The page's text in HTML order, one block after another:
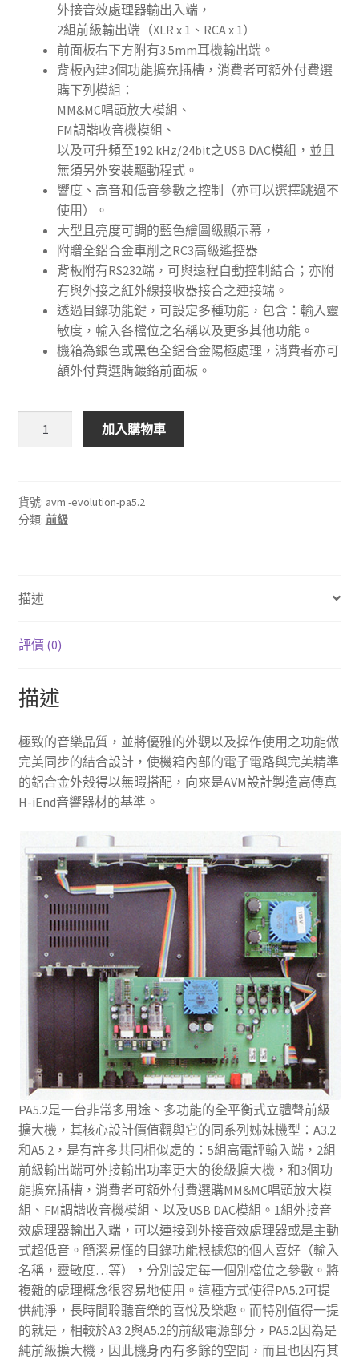
外接音效處理器輸出入端，
2組前級輸出端（XLR x 1、RCA x 1）
前面板右下方附有3.5mm耳機輸出端。
背板內建3個功能擴充插槽，消費者可額外付費選
購下列模組：
MM&MC唱頭放大模組、
FM調諧收音機模組、
以及可升頻至192 kHz/24bit之USB DAC模組，並且
無須另外安裝驅動程式。
響度、高音和低音參數之控制（亦可以選擇跳過不
使用）。
大型且亮度可調的藍色繪圖級顯示幕，
附贈全鋁合金車削之RC3高級遙控器
背板附有RS232端，可與遠程自動控制結合；亦附
有與外接之紅外線接收器接合之連接端。
透過目錄功能鍵，可設定多種功能，包含：輸入靈
敏度，輸入各檔位之名稱以及更多其他功能。
機箱為銀色或黑色全鋁合金陽極處理，消費者亦可
額外付費選購鍍鉻前面板。
EVOLUTION
PA5.2
輸
全
式
體
聲
前
級
機
加入購物車
貨號: avm -evolution-pa5.2
分類: 前級
描述
評價 (0)
描述
極致的音樂品質，並將優雅的外觀以及操作使用之功能做
完美同步的結合設計，使機箱內部的電子電路與完美精準
的鋁合金外殼得以無暇搭配，向來是AVM設計製造高傳真
H-iEnd音響器材的基準。
PA5.2是一台非常多用途、多功能的全平衡式立體聲前級
擴大機，其核心設計價值觀與它的同系列姊妹機型：A3.2
和A5.2，是有許多共同相似處的：5組高電評輸入端，2組
前級輸出端可外接輸出功率更大的後級擴大機，和3個功
能擴充插槽，消費者可額外付費選購MM&MC唱頭放大模
組、FM調諧收音機模組、以及USB DAC模組。1組外接音
效處理器輸出入端，可以連接到外接音效處理器或是主動
式超低音。簡潔易懂的目錄功能根據您的個人喜好（輸入
名稱，靈敏度…等），分別設定每一個別檔位之參數。將
複雜的處理概念很容易地使用。這種方式使得PA5.2可提
供純淨，長時間聆聽音樂的喜悅及樂趣。而特別值得一提
的就是，相較於A3.2與A5.2的前級電源部分，PA5.2因為是
純前級擴大機，因此機身內有多餘的空間，而且也因有其